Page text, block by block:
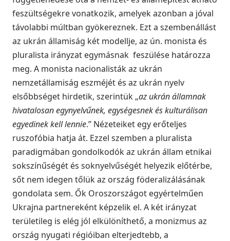
feszültségekre vonatkozik, amelyek azonban a jóval
távolabbi múltban gyökereznek. Ezt a szembenállást
az ukrán államiság két modellje, az ún. monista és
pluralista irányzat egymásnak feszülése határozza
meg. A monista nacionalisták az ukrán
nemzetállamiság eszméjét és az ukrán nyelv
elsőbbséget hirdetik, szerintük „az ukrán államnak
hivatalosan egynyelvűnek, egységesnek és kulturálisan
egyedinek kell lennie.” Nézeteiket egy erőteljes
ruszofóbia hatja át. Ezzel szemben a pluralista
paradigmában gondolkodók az ukrán állam etnikai
sokszínűségét és soknyelvűségét helyezik előtérbe,
sőt nem idegen tőlük az ország föderalizálásának
gondolata sem. Ők Oroszországot egyértelműen
Ukrajna partnereként képzelik el. A két irányzat
területileg is elég jól elkülöníthető, a monizmus az
ország nyugati régióiban elterjedtebb, a